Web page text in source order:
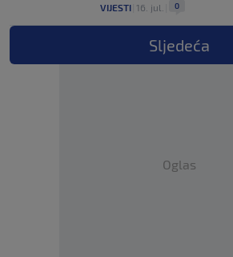
VIJESTI 16. jul. 0
Sljedeća
Oglas